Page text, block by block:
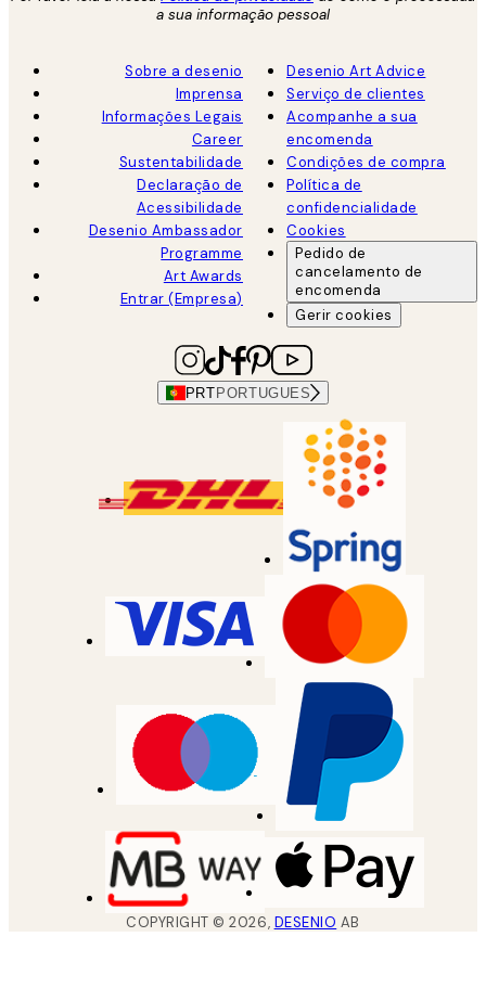
a sua informação pessoal
Sobre a desenio
Imprensa
Informações Legais
Career
Sustentabilidade
Declaração de
Acessibilidade
Desenio Ambassador
Programme
Art Awards
Entrar (Empresa)
Desenio Art Advice
Serviço de clientes
Acompanhe a sua
encomenda
Condições de compra
Política de
confidencialidade
Cookies
Pedido de
cancelamento de
encomenda
Gerir cookies
PRT PORTUGUES
COPYRIGHT ©2026, DESENIO AB